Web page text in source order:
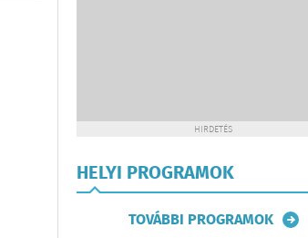
HIRDETÉS
HELYI PROGRAMOK
TOVÁBBI PROGRAMOK